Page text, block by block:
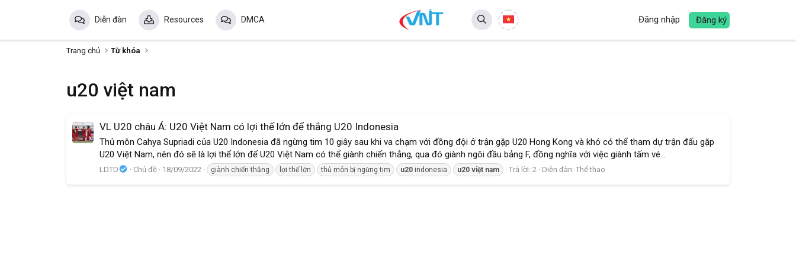
Diễn đàn Resources DMCA Đăng nhập Đăng ký
Trang chủ Từ khóa
u20 việt nam
VL U20 châu Á: U20 Việt Nam có lợi thế lớn để thắng U20 Indonesia
Thủ môn Cahya Supriadi của U20 Indonesia đã ngừng tim 10 giây sau khi va chạm với đồng đội ở trận gặp U20 Hong Kong và khó có thể tham dự trận đấu gặp
U20 Việt Nam, nên đó sẽ là lợi thế lớn để U20 Việt Nam có thể giành chiến thắng, qua đó giành ngôi đầu bảng F, đồng nghĩa với việc giành tấm vé...
LDTD Chủ đề 18/09/2022 giành chiến thắng lợi thế lớn thủ môn bị ngừng tim u20 indonesia u20 việt nam Trả lời: 2 Diễn đàn:Thể thao